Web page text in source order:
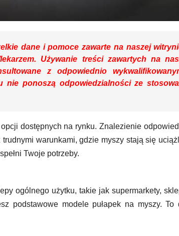
dane i pomoce zawarte na naszej
Używanie treści zawartych na
z odpowiednio
nie ponoszą odpowiedzialności ze
dostępnych na rynku. Znalezienie
warunkami, gdzie myszy stają się
Twoje potrzeby.
ogólnego użytku, takie jak supermarkety,
podstawowe modele pułapek na myszy.